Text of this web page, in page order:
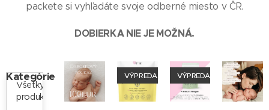
packete si vyhľadáte svoje odberné miesto v ČR.
DOBIERKA NIE JE MOŽNÁ.
Kategórie
Všetky
produkty
VÝPREDAJ VÝPREDAJ